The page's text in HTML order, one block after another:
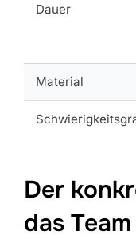
Dauer
Material
Der
das Team